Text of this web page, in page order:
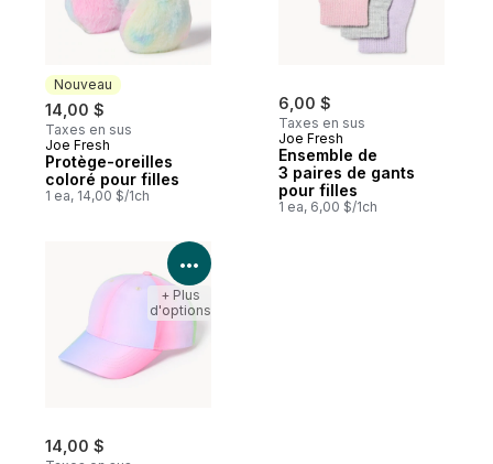
Nouveau
14,00 $
Taxes en sus
Nouveau
Joe Fresh
Protège-oreilles
coloré pour filles
1 ea, 14,00 $/1ch
6,00 $
Taxes en sus
Joe Fresh
Ensemble de
3 paires de gants
pour filles
1 ea, 6,00 $/1ch
14,00 $
Voir les détails du produit
+ Plus
d'options